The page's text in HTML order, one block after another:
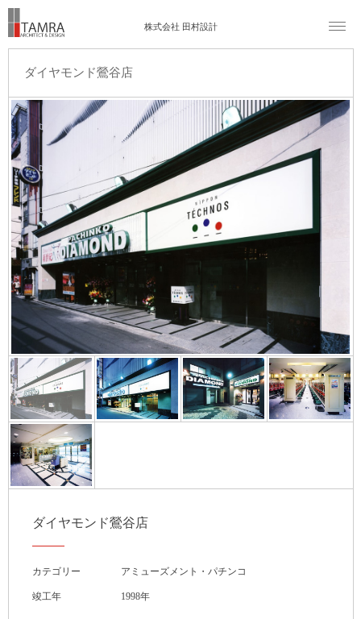
株式会社 田村設計
ダイヤモンド鶯谷店
ダイヤモンド鶯谷店
カテゴリー アミューズメント・パチンコ
竣工年 1998年